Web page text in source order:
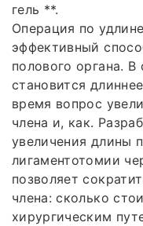
гель **.
Операция по
эффективный
полового органа.
становится
время вопрос
члена и, как.
увеличения длины
лигаментотомии
позволяет
члена: сколько
хирургическим